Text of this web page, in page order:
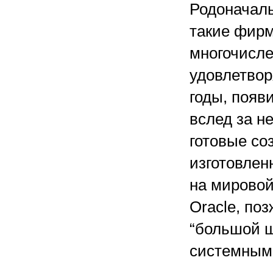
такие
годы,
вслед за
готовые
на
Oracle,
“большой
системным